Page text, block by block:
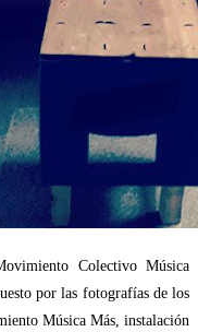
Colectivo Música
por las fotografías de los
Música Más, instalación